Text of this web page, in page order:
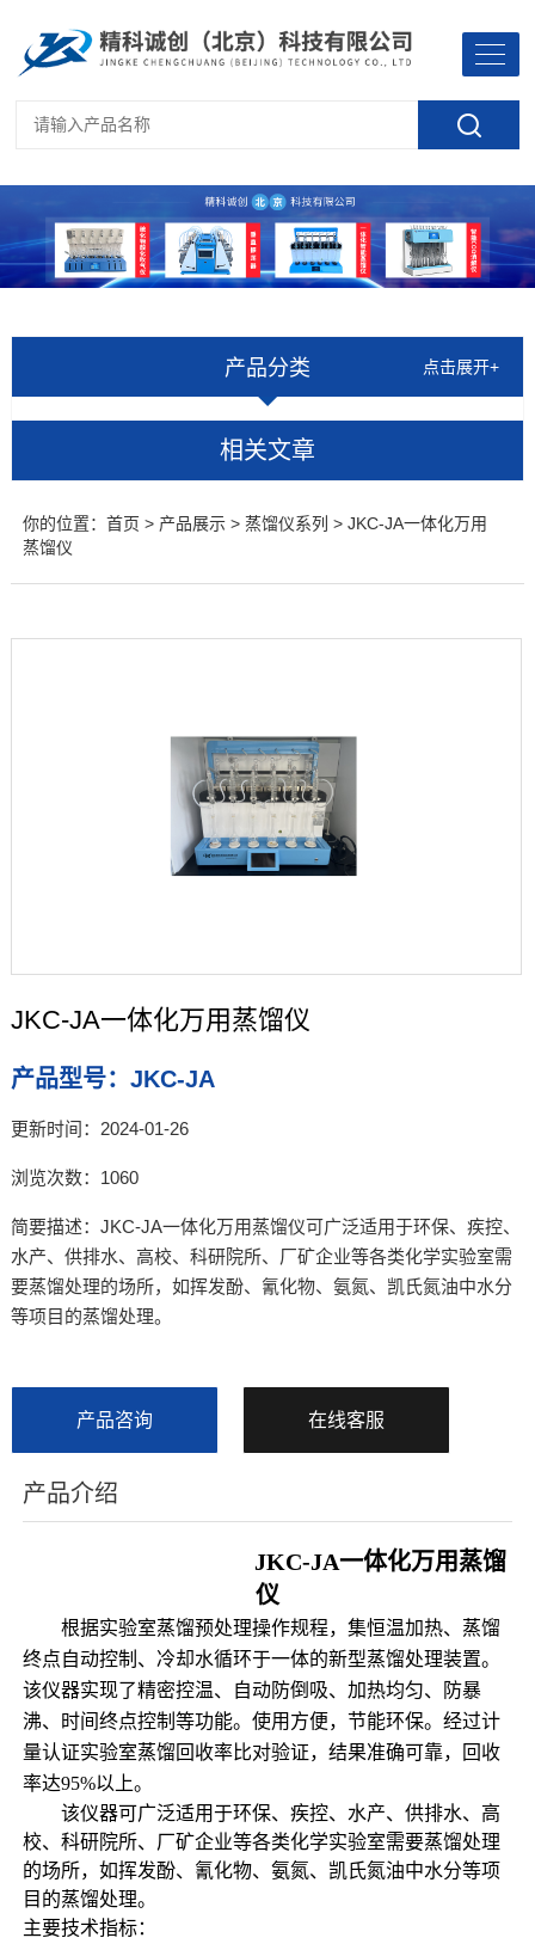
产品分类 点击展开+
相关文章
你的位置： 首页 > 产品展示> 蒸馏仪系列 > JKC-JA一体化万用
蒸馏仪
JKC-JA一体化万用蒸馏仪
产品型号：JKC-JA
更新时间：2024-01-26
浏览次数：1060
简要描述：JKC-JA一体化万用蒸馏仪可广泛适用于环保、疾控、
水产、供排水、高校、科研院所、厂矿企业等各类化学实验室需
要蒸馏处理的场所，如挥发酚、氰化物、氨氮、凯氏氮油中水分
等项目的蒸馏处理。
产品咨询 在线客服
产品介绍
JKC-JA一体化万用蒸馏
仪
根据实验室蒸馏预处理操作规程，集恒温加热、蒸馏
终点自动控制、冷却水循环于一体的新型蒸馏处理装置。
该仪器实现了精密控温、自动防倒吸、加热均匀、防暴
沸、时间终点控制等功能。使用方便，节能环保。经过计
量认证实验室蒸馏回收率比对验证，结果准确可靠，回收
率达95%以上。
该仪器可广泛适用于环保、疾控、水产、供排水、高
校、科研院所、厂矿企业等各类化学实验室需要蒸馏处理
的场所，如挥发酚、氰化物、氨氮、凯氏氮油中水分等项
目的蒸馏处理。
主要技术指标：